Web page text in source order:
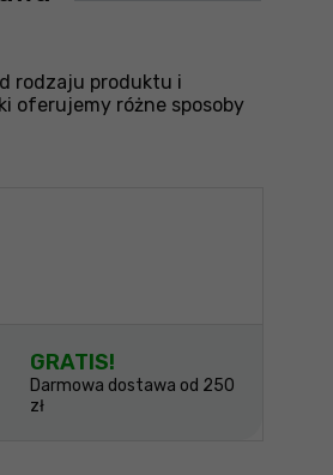
rodzaju produktu i
oferujemy różne sposoby
GRATIS!
Darmowa dostawa od 250
zł